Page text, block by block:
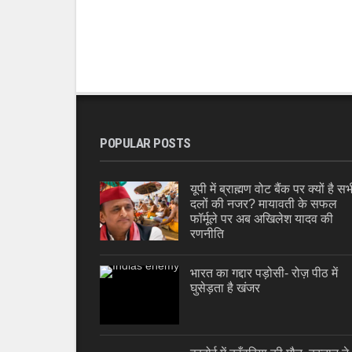
POPULAR POSTS
यूपी में ब्राह्मण वोट बैंक पर क्यों है
दलों की नजर? मायावती के सफल
फॉर्मूले पर अब अखिलेश यादव की
रणनीति
भारत का गद्दार पड़ोसी- रोज़ पीठ में
घुसेड़ता है खंजर